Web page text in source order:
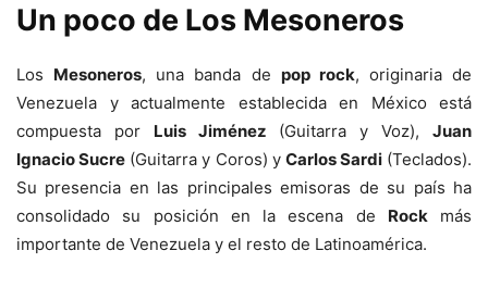
Un poco de Los Mesoneros
Los Mesoneros, una banda de pop rock, originaria de
Venezuela y actualmente establecida en México está
compuesta por Luis Jiménez (Guitarra y Voz),Juan
Ignacio Sucre (Guitarra y Coros) y Carlos Sardi(Teclados).
Su presencia en las principales emisoras de su país ha
consolidado su posición en la escena de Rockmás
importante de Venezuela y el resto de Latinoamérica.